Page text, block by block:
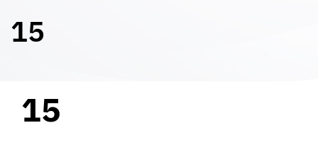
15
IN:
15
on: